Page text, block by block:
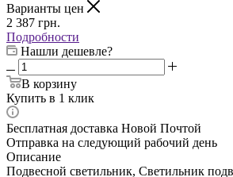
Варианты цен
2 387 грн.
Подробности
Нашли дешевле?
В корзину
Купить в 1 клик
Бесплатная доставка Новой Почтой
Отправка на следующий рабочий день
Описание
Подвесной светильник, Светильник